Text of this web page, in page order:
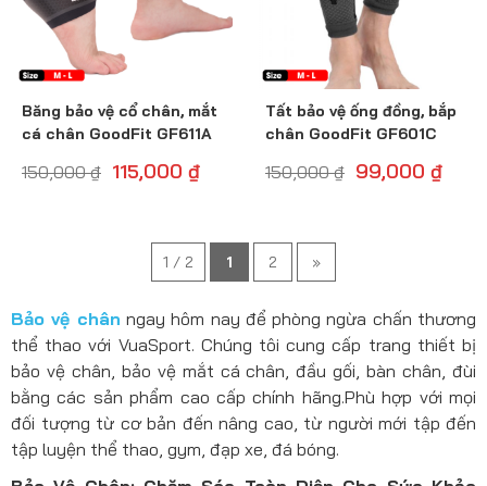
Băng bảo vệ cổ chân, mắt
cá chân GoodFit GF611A
150,000₫ 115,000 ₫
Tất bảo vệ ống đồng, bắp
chân GoodFit GF601C
150,000₫ 99,000 ₫
1 / 2 1 2 »
Bảo vệ chân ngay hôm nay để phòng ngừa chấn thương
thể thao với VuaSport. Chúng tôi cung cấp trang thiết bị
bảo vệ chân, bảo vệ mắt cá chân, đầu gối, bàn chân, đùi
bằng các sản phẩm cao cấp chính hãng.Phù hợp với mọi
đối tượng từ cơ bản đến nâng cao, từ người mới tập đến
tập luyện thể thao, gym, đạp xe, đá bóng.